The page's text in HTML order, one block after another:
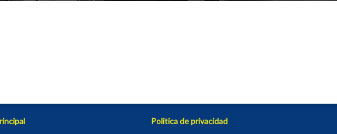
Politica de privacidad